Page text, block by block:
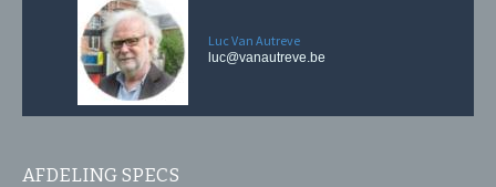
Luc Van Autreve
luc@vanautreve.be
AFDELING SPECS